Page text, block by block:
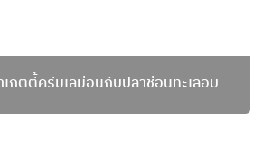
กตตี้ครีมเลม่อนกับปลาช่อนทะเลอบ
อยนกเขาย่างซอสครีมเลม่อน